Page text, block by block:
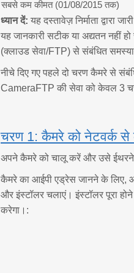
सबसे कम कीमत (01/08/2015 तक)
ध्यान दें: यह दस्तावेज़ निर्माता द्वारा
यह जानकारी सटीक या अद्यतन नहीं
(क्लाउड सेवा/FTP) से संबंधित
नीचे दिए गए पहले दो चरण कैमरे से
CameraFTP की सेवा को केवल 3
चरण 1: कैमरे को नेटवर्क
अपने कैमरे को चालू करें और उसे
कैमरे का आईपी एड्रेस जानने के लिए,
और इंस्टॉलर चलाएं। इंस्टॉलर पूरा
करेगा।: